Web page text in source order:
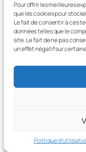
Pour offrir les meilleures
que les cookies pour
Le fait de consentir à ces
données telles que le
site. Le fait de ne pas
un effet négatif sur
Politique
Blog
À propos
FAQ
Auteurs/